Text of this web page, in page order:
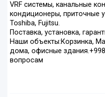
VRF системы, канальные
кондиционеры, приточные
Toshiba, Fujitsu.
Поставка, установка,
Наши объекты:Корзинка,
дома, офисные
вопросам